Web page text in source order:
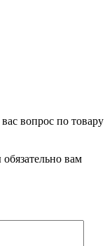
вопрос по товару
вам